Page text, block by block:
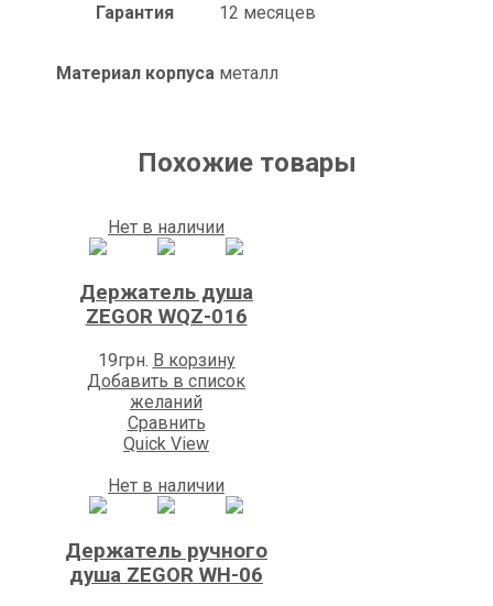
Гарантия 12 месяцев
Материал корпуса металл
Похожие товары
Нет в наличии
Держатель душа
ZEGOR WQZ-016
19грн. В корзину
Добавить в список
желаний
Сравнить
Quick View
Нет в наличии
Держатель ручного
душа ZEGOR WH-06